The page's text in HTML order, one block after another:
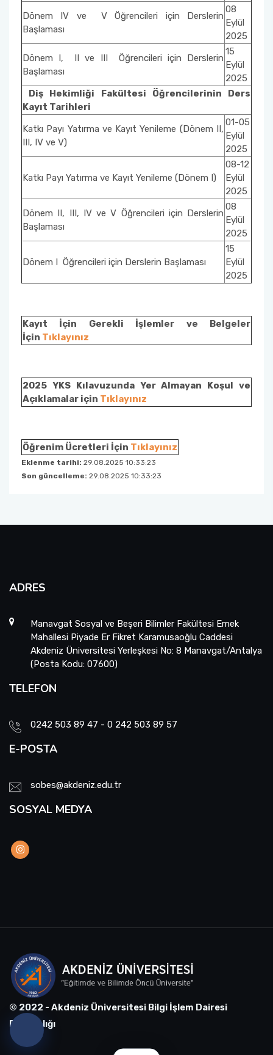
Dönem IV ve V Öğrencileri için Derslerin
Başlaması
08
Eylül
2025
Dönem I, II ve III Öğrencileri için Derslerin
Başlaması
15
Eylül
2025
Diş Hekimliği Fakültesi Öğrencilerinin Ders
Kayıt Tarihleri
Katkı Payı Yatırma ve Kayıt Yenileme (Dönem II,
III, IV ve V)
01-05
Eylül
2025
Katkı Payı Yatırma ve Kayıt Yenileme (Dönem I)
08-12
Eylül
2025
Dönem II, III, IV ve V Öğrencileri için Derslerin
Başlaması
08
Eylül
2025
Dönem I Öğrencileri için Derslerin Başlaması
15
Eylül
2025
Kayıt İçin Gerekli İşlemler ve Belgeler
İçin Tıklayınız
2025 YKS Kılavuzunda Yer Almayan Koşul ve
Açıklamalar için Tıklayınız
Öğrenim Ücretleri İçin Tıklayınız
Eklenme tarihi: 29.08.2025 10:33:23
Son güncelleme: 29.08.2025 10:33:23
ADRES
Manavgat Sosyal ve Beşeri Bilimler Fakültesi Emek
Mahallesi Piyade Er Fikret Karamusaoğlu Caddesi
Akdeniz Üniversitesi Yerleşkesi No: 8 Manavgat/Antalya
(Posta Kodu: 07600)
TELEFON
0242 503 89 47 - 0 242 503 89 57
E-POSTA
sobes@akdeniz.edu.tr
SOSYAL MEDYA
© 2022 - Akdeniz Üniversitesi Bilgi İşlem Dairesi
Başkanlığı